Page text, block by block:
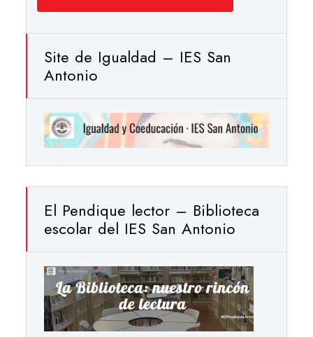
Site de Igualdad – IES San
Antonio
El Pendique lector – Biblioteca
escolar del IES San Antonio